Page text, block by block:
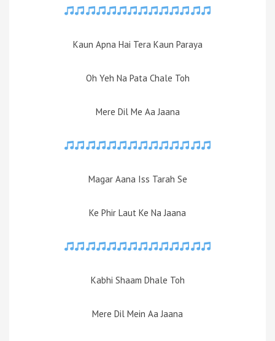
Kaun Apna Hai Tera Kaun Paraya
Oh Yeh Na Pata Chale Toh
Mere Dil Me Aa Jaana
Magar Aana Iss Tarah Se
Ke Phir Laut Ke Na Jaana
Kabhi Shaam Dhale Toh
Mere Dil Mein Aa Jaana